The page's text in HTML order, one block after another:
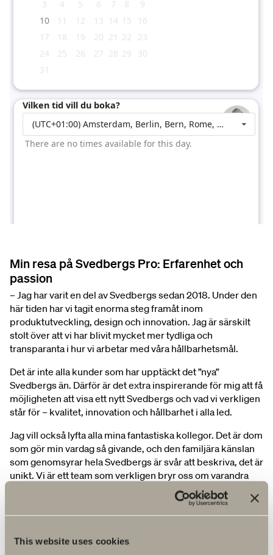
This website uses cookies
Min resa på Svedbergs Pro: Erfarenhet och
passion
– Jag har varit en del av Svedbergs sedan 2018. Under den
här tiden har vi tagit enorma steg framåt inom
produktutveckling, design och innovation. Jag är särskilt
stolt över att vi har blivit mycket mer tydliga och
transparanta i hur vi arbetar med våra hållbarhetsmål.
Det är inte alla kunder som har upptäckt det ”nya”
Svedbergs än. Därför är det extra inspirerande för mig att få
möjligheten att visa ett nytt Svedbergs och vad vi verkligen
står för – kvalitet, innovation och hållbarhet i alla led.
Jag vill också lyfta alla mina fantastiska kollegor. Det är dom
som gör min vardag så givande, och den familjära känslan
som genomsyrar hela Svedbergs är svår att beskriva, det är
unikt. Vi är ett team som verkligen bryr oss om varandra
Ditt bästa badrumstips vid en projektering?
väljer badrumsinredning, men jag skulle rekommendera